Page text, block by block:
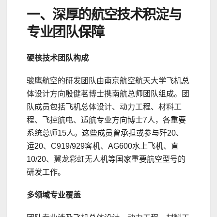
一、深厚的航空技术积淀与
专业团队保障
硬核技术团队构成
骏鹰航空的研发团队由南京航空航天大学飞机总
体设计方向殷健茗博士携南航总师团队组成。团
队成员包括飞机总体设计、动力工程、材料工
程、飞控航电、适航专业方向博士7人，各重要
系统总师15人。这些成员曾承担或参与歼20、
运20、C919/929客机、AG600水上飞机、直
10/20、翼龙彩虹无人机等国家重要航空型号的
研发工作。
多领域专业覆盖